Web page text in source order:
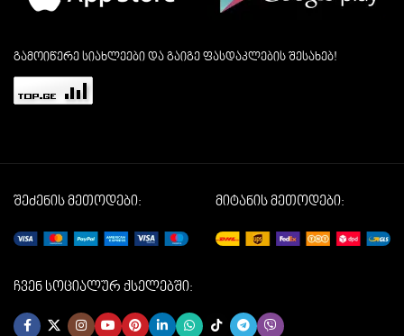
გამოიწერე სიახლეები და გაიგე ფასდაკლების შესახებ!
შეძენის მეთოდები: მიტანის მეთოდები:
ჩვენ სოციალურ ქსელებში: